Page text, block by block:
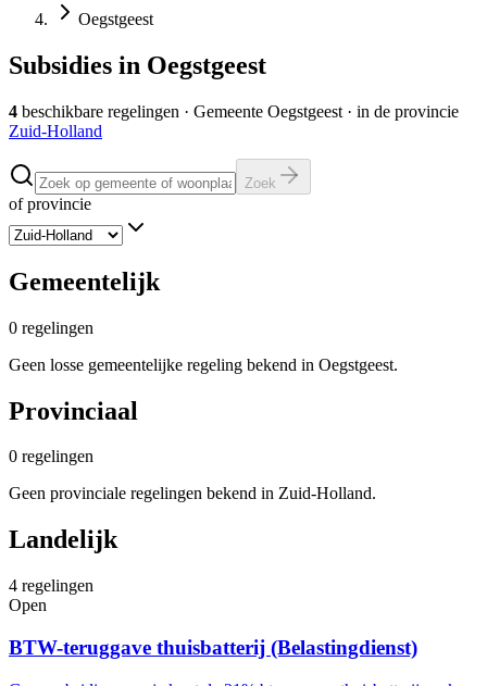
Oegstgeest
Subsidies in Oegstgeest
4 beschikbare regelingen · Gemeente Oegstgeest · in de provincie
Zuid-Holland
Zoek
of provincie
Gemeentelijk
0 regelingen
Geen losse gemeentelijke regeling bekend in Oegstgeest.
Provinciaal
0 regelingen
Geen provinciale regelingen bekend in Zuid-Holland.
Landelijk
4 regelingen
Open
BTW-teruggave thuisbatterij (Belastingdienst)